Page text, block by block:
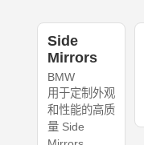
Side
Mirrors
BMW
用于定制外观
和性能的高质
量 Side